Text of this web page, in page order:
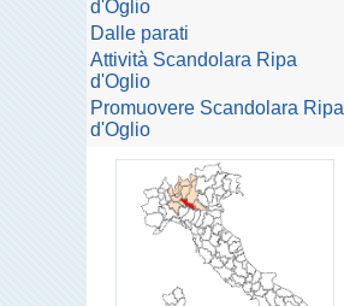
d'Oglio
Dalle parati
Attività Scandolara Ripa
d'Oglio
Promuovere Scandolara Ripa
d'Oglio